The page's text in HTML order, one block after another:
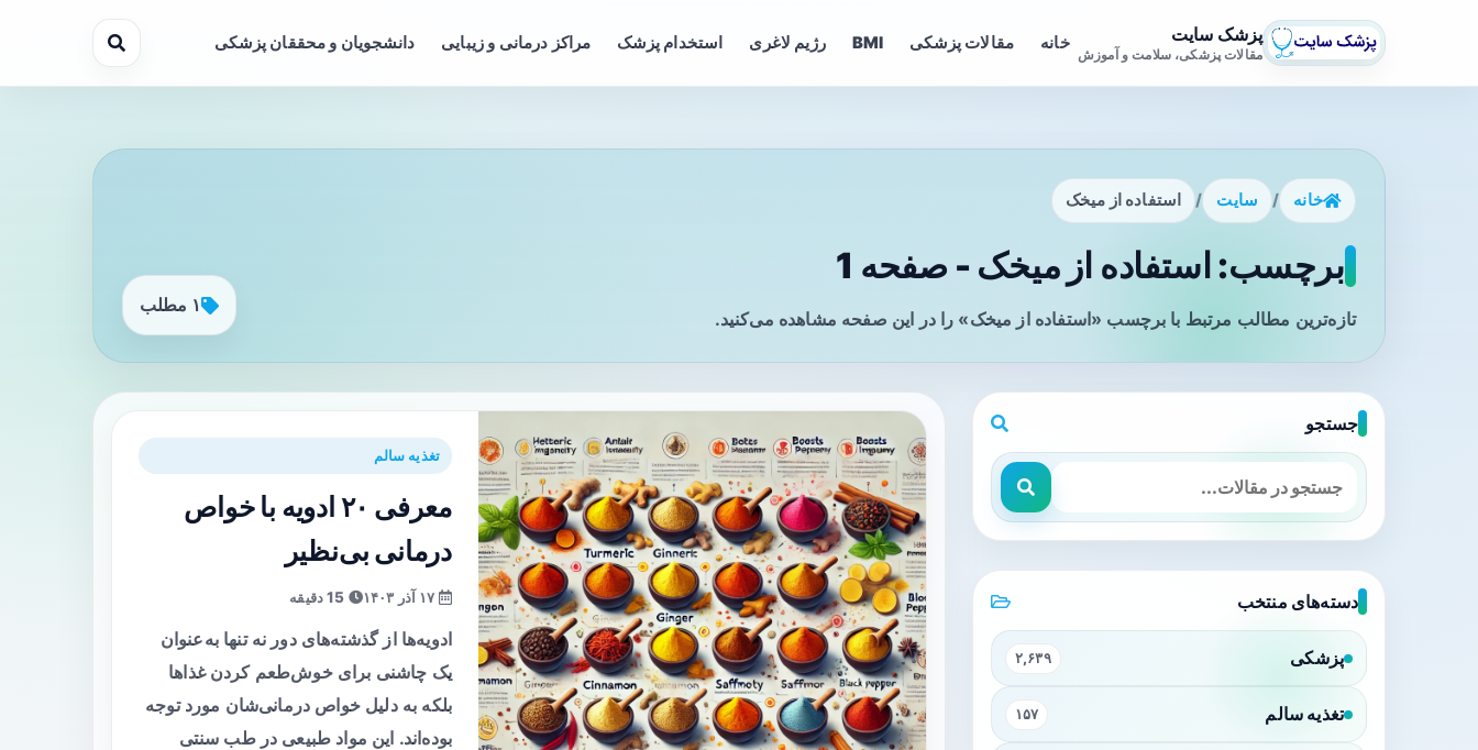
پزشک سایت
مقالات پزشکی، سلامت و آموزش
خانه مقالات پزشکی BMI رژیم لاغری استخدام پزشک مراکز درمانی و زیبایی دانشجویان و محققان پزشکی
خانه / سایت / استفاده از میخک
برچسب: استفاده از میخک - صفحه 1
تازه‌ترین مطالب مرتبط با برچسب «استفاده از میخک» را در این صفحه مشاهده می‌کنید.
۱ مطلب
تغذیه سالم
معرفی ۲۰ ادویه با خواص
درمانی بی‌نظیر
ادویه‌ها از گذشته‌های دور نه تنها به‌عنوان
یک چاشنی برای خوش‌طعم کردن غذاها
بلکه به دلیل خواص درمانی‌شان مورد توجه
بوده‌اند. این مواد طبیعی در طب سنتی
جستجو
دسته‌های منتخب
پزشکی ۲,۶۳۹
تغذیه سالم ۱۵۷